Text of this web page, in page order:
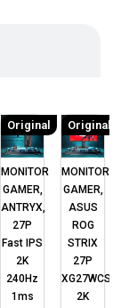
Original
MONITOR
GAMER,
ANTRYX,
27P
Fast IPS
2K
240Hz
1ms
Original
MONITOR
GAMER,
ASUS
ROG
STRIX
27P
XG27WCS
2K